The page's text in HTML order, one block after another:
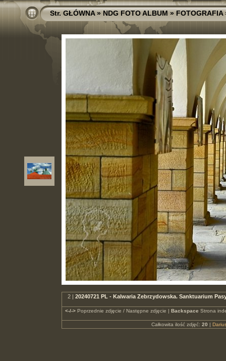
Str. GŁÓWNA»NDG FOTO ALBUM»FOTOGRAFIA
2 | 20240721 PL - Kalwaria Zebrzydowska. Sanktuarium
<-/->Poprzednie zdjęcie / Następne zdjęcie | Backspace Strona
Całkowita ilość zdjęć: 20 |